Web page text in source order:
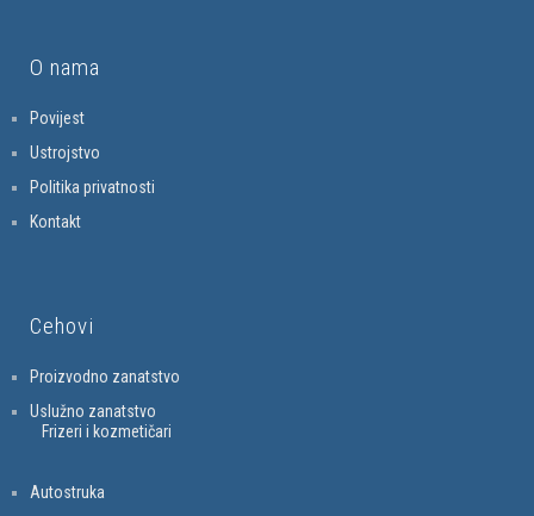
O nama
Povijest
Ustrojstvo
Politika privatnosti
Kontakt
Cehovi
Proizvodno zanatstvo
Uslužno zanatstvo
Frizeri i kozmetičari
Autostruka